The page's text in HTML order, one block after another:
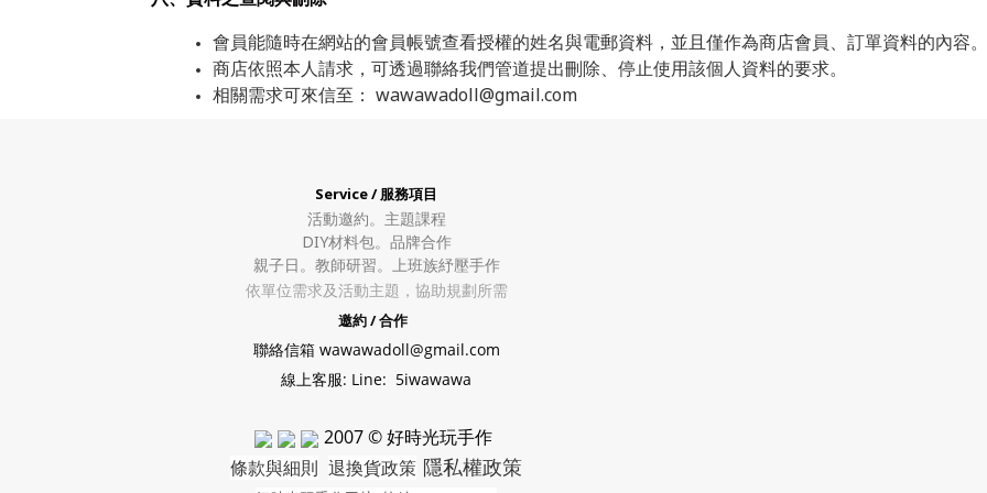
會員能隨時在網站的會員帳號查看授權的姓名與電郵資料，並且僅作為商店會員、訂單資料的內容。
商店依照本人請求，可透過聯絡我們管道提出刪除、停止使用該個人資料的要求。
相關需求可來信至： wawawadoll@gmail.com
Service / 服務項目
活動邀約。 主題課程
DIY材料包。 品牌合作
親子日。教師研習。上班族紓壓手作
依單位需求及活動主題，協助規劃所需
邀約 / 合作
聯絡信箱 wawawadoll@gmail.com
線上客服: Line: 5iwawawa
2007 © 好時光玩手作
條款與細則 退換貨政策 隱私權政策